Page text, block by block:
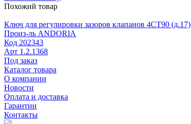
Похожий товар
Ключ для регулировки зазоров клапанов 4СТ90 (д.17)
Произ-ль ANDORIA
Код 202343
Арт 1.2.1368
Под заказ
Каталог товара
О компании
Новости
Оплата и доставка
Гарантии
Контакты